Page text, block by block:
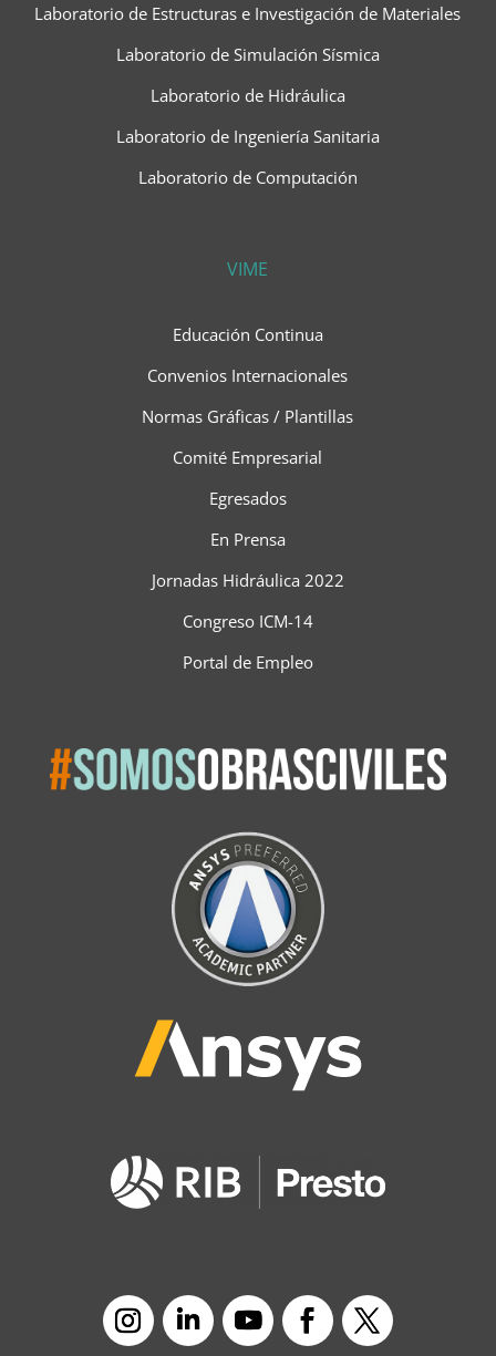
Laboratorio de Estructuras e Investigación de Materiales
Laboratorio de Simulación Sísmica
Laboratorio de Hidráulica
Laboratorio de Ingeniería Sanitaria
Laboratorio de Computación
VIME
Educación Continua
Convenios Internacionales
Normas Gráficas / Plantillas
Comité Empresarial
Egresados
En Prensa
Jornadas Hidráulica 2022
Congreso ICM-14
Portal de Empleo